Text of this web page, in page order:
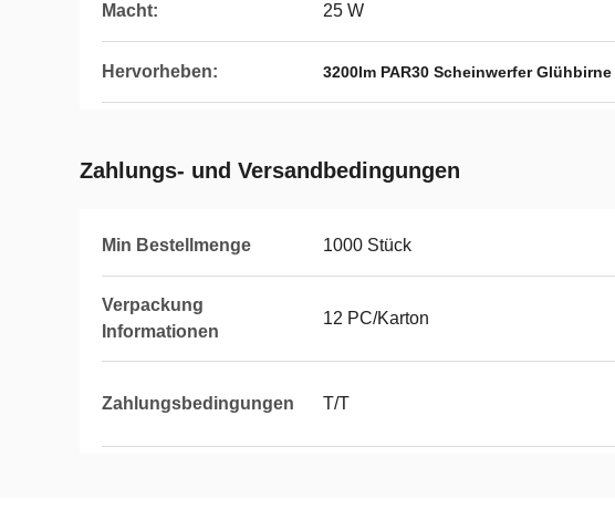
Macht: 25 W
Hervorheben: 3200lm PAR30 Scheinwerfer Glühbirne
Zahlungs- und Versandbedingungen
Min Bestellmenge 1000 Stück
Verpackung
Informationen
12 PC/Karton
Zahlungsbedingungen T/T